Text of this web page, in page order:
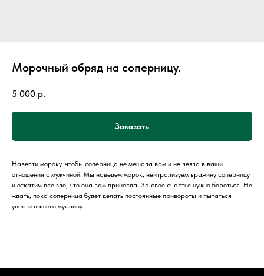
Морочный обряд на соперницу.
5 000 р.
Заказать
Навести мороку, чтобы соперница не мешала вам и не лезла в ваши
отношения с мужчиной. Мы наведем морок, нейтрализуем вражину соперницу
и откатим все зло, что она вам принесла. За свое счастье нужно бороться. Не
ждать, пока соперница будет делать постоянные привороты и пытаться
увести вашего мужчину.